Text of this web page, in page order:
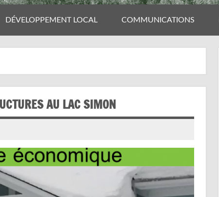
DÉVELOPPEMENT LOCAL COMMUNICATIONS
AU LAC SIMON